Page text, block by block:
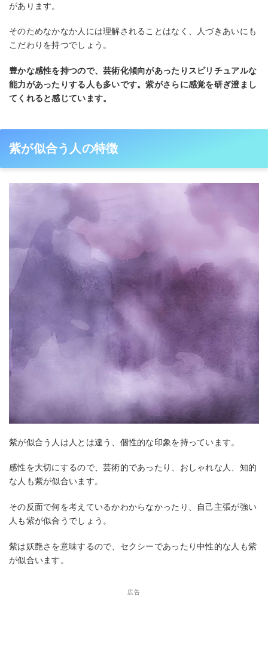
があります。
そのためなかなか人には理解されることはなく、人づきあいにも
こだわりを持つでしょう。
豊かな感性を持つので、芸術化傾向があったりスピリチュアルな
能力があったりする人も多いです。紫がさらに感覚を研ぎ澄まし
てくれると感じています。
紫が似合う人の特徴
紫が似合う人は人とは違う、個性的な印象を持っています。
感性を大切にするので、芸術的であったり、おしゃれな人、知的
な人も紫が似合います。
その反面で何を考えているかわからなかったり、自己主張が強い
人も紫が似合うでしょう。
紫は妖艶さを意味するので、セクシーであったり中性的な人も紫
が似合います。
広告